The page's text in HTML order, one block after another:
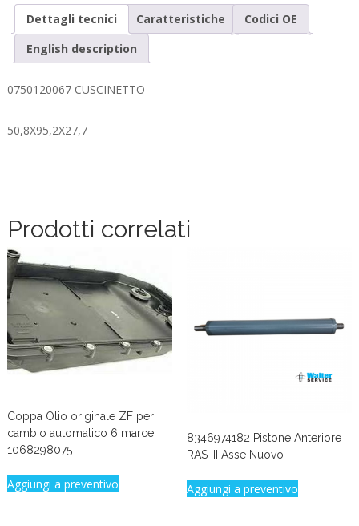
Dettagli tecnici Caratteristiche
Codici OE
English description
0750120067 CUSCINETTO
50,8X95,2X27,7
Prodotti correlati
Coppa Olio originale ZF per
cambio automatico 6 marce
1068298075
Aggiungi a preventivo
8346974182 Pistone Anteriore
RAS III Asse Nuovo
Aggiungi a preventivo